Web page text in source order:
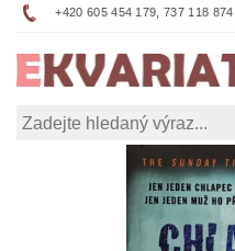
+420 605 454 179, 737 118 874